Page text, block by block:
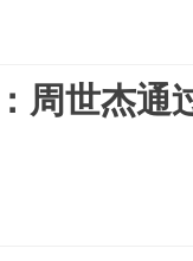
周世杰通